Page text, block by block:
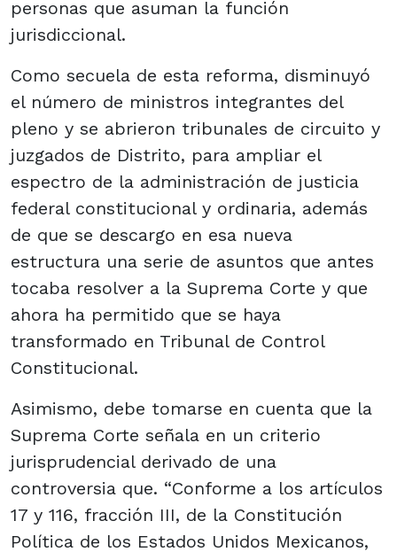
personas que asuman la función
jurisdiccional.
Como secuela de esta reforma, disminuyó
el número de ministros integrantes del
pleno y se abrieron tribunales de circuito y
juzgados de Distrito, para ampliar el
espectro de la administración de justicia
federal constitucional y ordinaria, además
de que se descargo en esa nueva
estructura una serie de asuntos que antes
tocaba resolver a la Suprema Corte y que
ahora ha permitido que se haya
transformado en Tribunal de Control
Constitucional.
Asimismo, debe tomarse en cuenta que la
Suprema Corte señala en un criterio
jurisprudencial derivado de una
controversia que. “Conforme a los artículos
17 y 116, fracción III, de la Constitución
Política de los Estados Unidos Mexicanos,